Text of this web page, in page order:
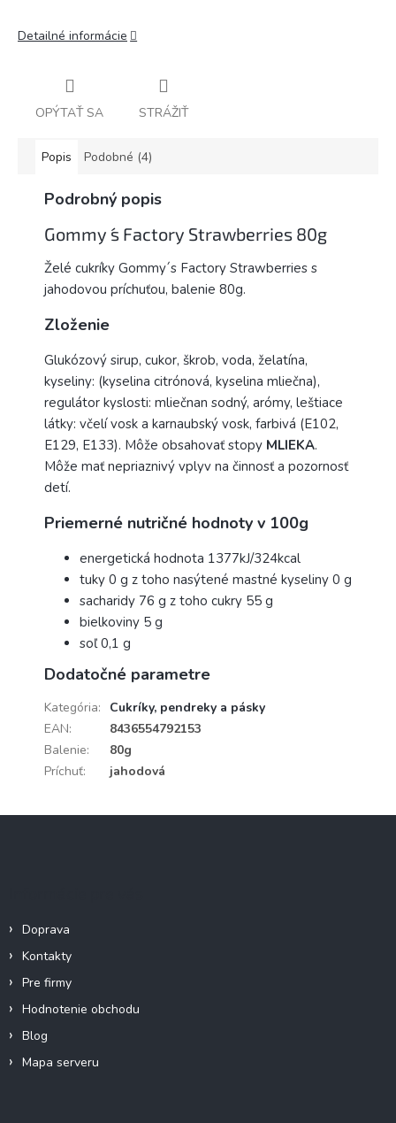
Detailné informácie
OPÝTAŤ SA STRÁŽIŤ
Popis Podobné (4)
Podrobný popis
Gommy ´s Factory Strawberries 80g
Želé cukríky Gommy´s Factory Strawberries s
jahodovou príchuťou, balenie 80g.
Zloženie
Glukózový sirup, cukor, škrob, voda, želatína,
kyseliny: (kyselina citrónová, kyselina mliečna),
regulátor kyslosti: mliečnan sodný, arómy, leštiace
látky: včelí vosk a karnaubský vosk, farbivá (E102,
E129, E133). Môže obsahovať stopy MLIEKA.
Môže mať nepriaznivý vplyv na činnosť a pozornosť
detí.
Priemerné nutričné hodnoty v 100g
energetická hodnota 1377kJ/324kcal
tuky 0 g z toho nasýtené mastné kyseliny 0 g
sacharidy 76 g z toho cukry 55 g
bielkoviny 5 g
soľ 0,1 g
Dodatočné parametre
Kategória:
Cukríky, pendreky a pásky
EAN:
8436554792153
Balenie:
80g
Príchuť: jahodová
Doprava
Kontakty
Pre firmy
Hodnotenie obchodu
Blog
Mapa serveru